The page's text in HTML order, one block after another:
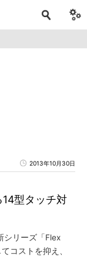
2013年10月30日
型タッチ対
シリーズ「Flex
コストを抑え、